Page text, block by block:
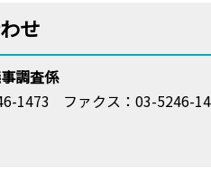
せ
調査係
1473
ファクス：03-5246-